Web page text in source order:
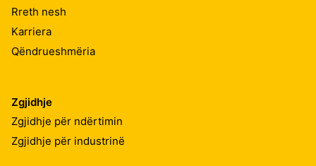
Rreth nesh
Karriera
Qëndrueshmëria
Zgjidhje
Zgjidhje për ndërtimin
Zgjidhje për industrinë